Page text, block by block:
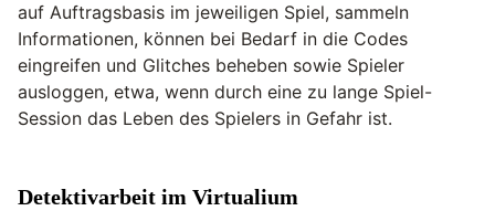
auf Auftragsbasis im jeweiligen Spiel, sammeln
Informationen, können bei Bedarf in die Codes
eingreifen und Glitches beheben sowie Spieler
ausloggen, etwa, wenn durch eine zu lange Spiel-
Session das Leben des Spielers in Gefahr ist.
Detektivarbeit im Virtualium